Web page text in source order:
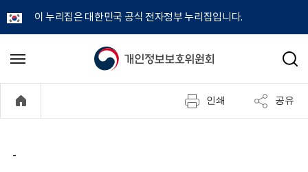
이 누리집은 대한민국 공식 전자정부 누리집입니다.
개
정
메
기
검
인쇄 공유
-